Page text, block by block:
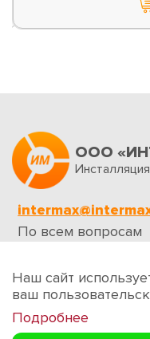
ООО
По всем вопросам
Обратная связь
Наш сайт
ваш
Подробнее